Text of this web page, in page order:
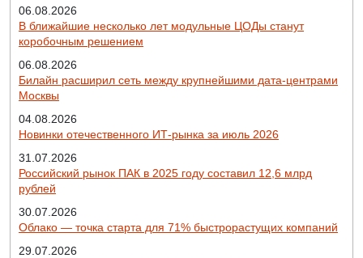
06.08.2026
В ближайшие несколько лет модульные ЦОДы станут
коробочным решением
06.08.2026
Билайн расширил сеть между крупнейшими дата-центрами
Москвы
04.08.2026
Новинки отечественного ИТ-рынка за июль 2026
31.07.2026
Российский рынок ПАК в 2025 году составил 12,6 млрд
рублей
30.07.2026
Облако — точка старта для 71% быстрорастущих компаний
29.07.2026